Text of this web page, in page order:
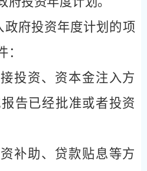
政府投资年度计划的项
接投资、资本金注入方
告已经批准或者投资
资补助、贷款贴息等方